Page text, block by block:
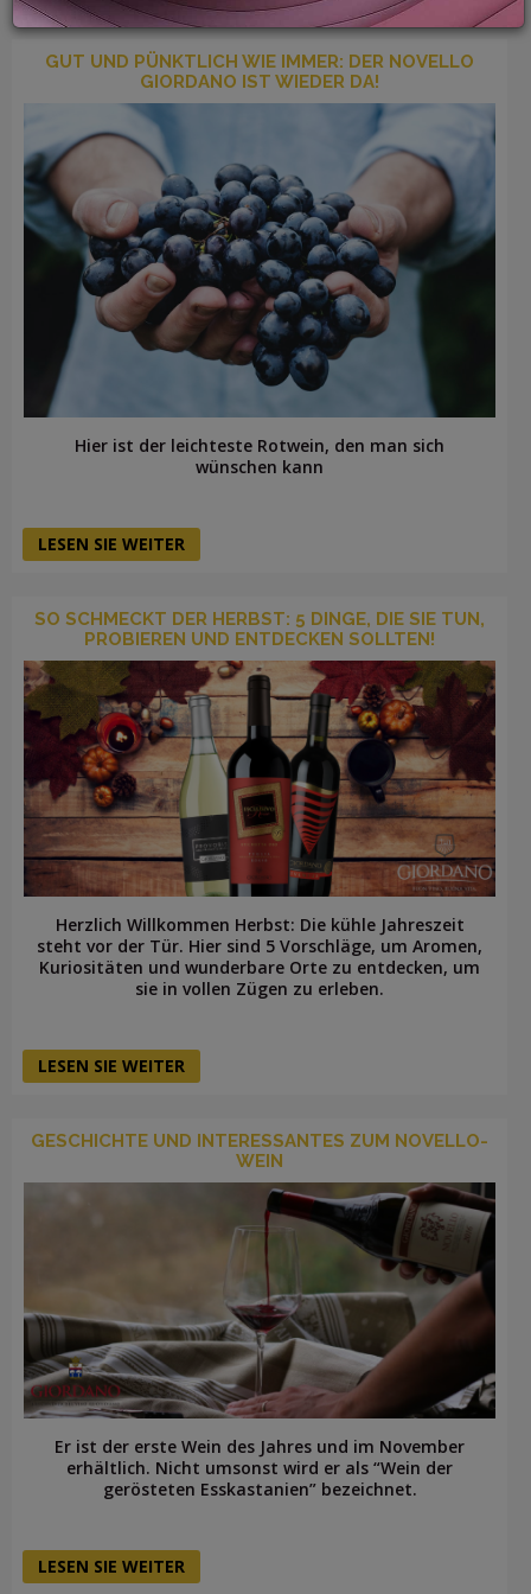
GUT UND PÜNKTLICH WIE IMMER: DER NOVELLO
GIORDANO IST WIEDER DA!
Hier ist der leichteste Rotwein, den man sich
wünschen kann
LESEN SIE WEITER
SO SCHMECKT DER HERBST: 5 DINGE, DIE SIE TUN,
PROBIEREN UND ENTDECKEN SOLLTEN!
Herzlich Willkommen Herbst: Die kühle Jahreszeit
steht vor der Tür. Hier sind 5 Vorschläge, um Aromen,
Kuriositäten und wunderbare Orte zu entdecken, um
sie in vollen Zügen zu erleben.
LESEN SIE WEITER
GESCHICHTE UND INTERESSANTES ZUM NOVELLO-
WEIN
Er ist der erste Wein des Jahres und im November
erhältlich. Nicht umsonst wird er als “Wein der
gerösteten Esskastanien” bezeichnet.
LESEN SIE WEITER